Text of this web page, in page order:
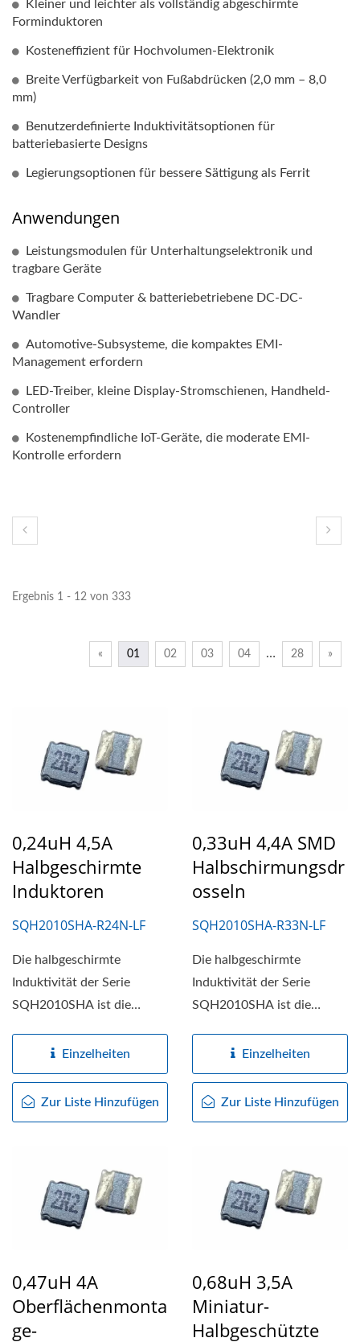
Kleiner und leichter als vollständig abgeschirmte
Forminduktoren
Kosteneffizient für Hochvolumen-Elektronik
Breite Verfügbarkeit von Fußabdrücken (2,0 mm – 8,0
mm)
Benutzerdefinierte Induktivitätsoptionen für
batteriebasierte Designs
Legierungsoptionen für bessere Sättigung als Ferrit
Anwendungen
Leistungsmodulen für Unterhaltungselektronik und
tragbare Geräte
Tragbare Computer & batteriebetriebene DC-DC-
Wandler
Automotive-Subsysteme, die kompaktes EMI-
Management erfordern
LED-Treiber, kleine Display-Stromschienen, Handheld-
Controller
Kostenempfindliche IoT-Geräte, die moderate EMI-
Kontrolle erfordern
Ergebnis 1 - 12 von 333
« 01 02 03 04 … 28 »
0,24uH 4,5A
Halbgeschirmte
Induktoren
SQH2010SHA-R24N-LF
Die halbgeschirmte
Induktivität der Serie
SQH2010SHA ist die
Lösung...
Einzelheiten
Zur Liste Hinzufügen
0,33uH 4,4A SMD
Halbschirmungsdr
Osseln
SQH2010SHA-R33N-LF
Die halbgeschirmte
Induktivität der Serie
SQH2010SHA ist die
Lösung...
Einzelheiten
Zur Liste Hinzufügen
0,47uH 4A
Oberflächenmonta
Ge-
0,68uH 3,5A
Miniatur-
Halbgeschützte